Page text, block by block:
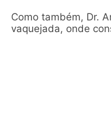
Como também, Dr.
vaquejada, onde